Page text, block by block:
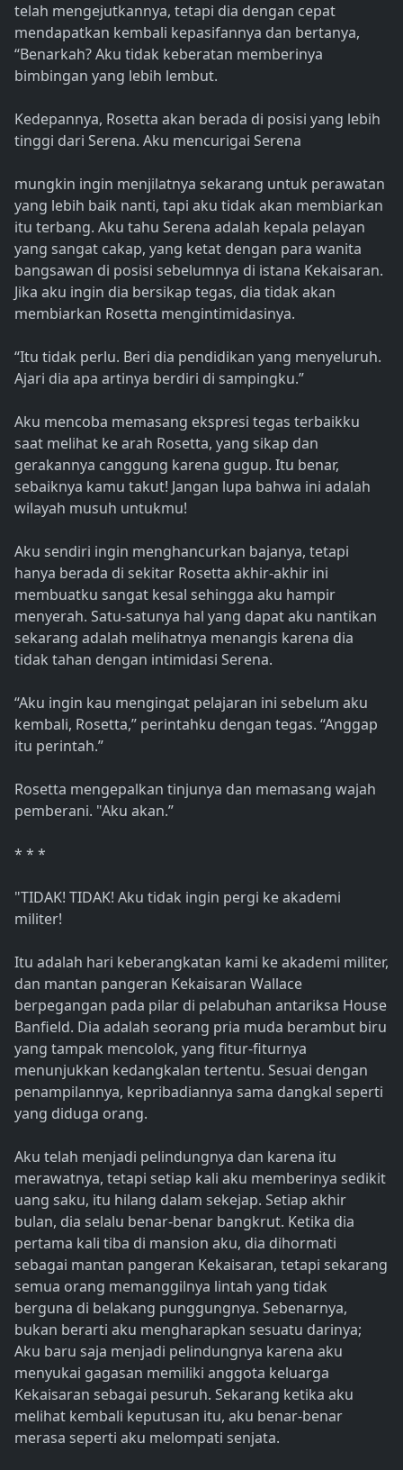
telah mengejutkannya, tetapi dia dengan cepat
mendapatkan kembali kepasifannya dan bertanya,
“Benarkah? Aku tidak keberatan memberinya
bimbingan yang lebih lembut.
Kedepannya, Rosetta akan berada di posisi yang lebih
tinggi dari Serena. Aku mencurigai Serena
mungkin ingin menjilatnya sekarang untuk perawatan
yang lebih baik nanti, tapi aku tidak akan membiarkan
itu terbang. Aku tahu Serena adalah kepala pelayan
yang sangat cakap, yang ketat dengan para wanita
bangsawan di posisi sebelumnya di istana Kekaisaran.
Jika aku ingin dia bersikap tegas, dia tidak akan
membiarkan Rosetta mengintimidasinya.
“Itu tidak perlu. Beri dia pendidikan yang menyeluruh.
Ajari dia apa artinya berdiri di sampingku.”
Aku mencoba memasang ekspresi tegas terbaikku
saat melihat ke arah Rosetta, yang sikap dan
gerakannya canggung karena gugup. Itu benar,
sebaiknya kamu takut! Jangan lupa bahwa ini adalah
wilayah musuh untukmu!
Aku sendiri ingin menghancurkan bajanya, tetapi
hanya berada di sekitar Rosetta akhir-akhir ini
membuatku sangat kesal sehingga aku hampir
menyerah. Satu-satunya hal yang dapat aku nantikan
sekarang adalah melihatnya menangis karena dia
tidak tahan dengan intimidasi Serena.
“Aku ingin kau mengingat pelajaran ini sebelum aku
kembali, Rosetta,” perintahku dengan tegas. “Anggap
itu perintah.”
Rosetta mengepalkan tinjunya dan memasang wajah
pemberani. "Aku akan.”
* * *
"TIDAK! TIDAK! Aku tidak ingin pergi ke akademi
militer!
Itu adalah hari keberangkatan kami ke akademi militer,
dan mantan pangeran Kekaisaran Wallace
berpegangan pada pilar di pelabuhan antariksa House
Banfield. Dia adalah seorang pria muda berambut biru
yang tampak mencolok, yang fitur-fiturnya
menunjukkan kedangkalan tertentu. Sesuai dengan
penampilannya, kepribadiannya sama dangkal seperti
yang diduga orang.
Aku telah menjadi pelindungnya dan karena itu
merawatnya, tetapi setiap kali aku memberinya sedikit
uang saku, itu hilang dalam sekejap. Setiap akhir
bulan, dia selalu benar-benar bangkrut. Ketika dia
pertama kali tiba di mansion aku, dia dihormati
sebagai mantan pangeran Kekaisaran, tetapi sekarang
semua orang memanggilnya lintah yang tidak
berguna di belakang punggungnya. Sebenarnya,
bukan berarti aku mengharapkan sesuatu darinya;
Aku baru saja menjadi pelindungnya karena aku
menyukai gagasan memiliki anggota keluarga
Kekaisaran sebagai pesuruh. Sekarang ketika aku
melihat kembali keputusan itu, aku benar-benar
merasa seperti aku melompati senjata.